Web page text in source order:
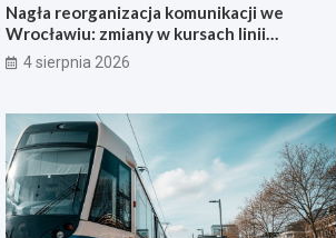
Nagła reorganizacja komunikacji we
Wrocławiu: zmiany w kursach linii
autobusowych!
4 sierpnia 2026